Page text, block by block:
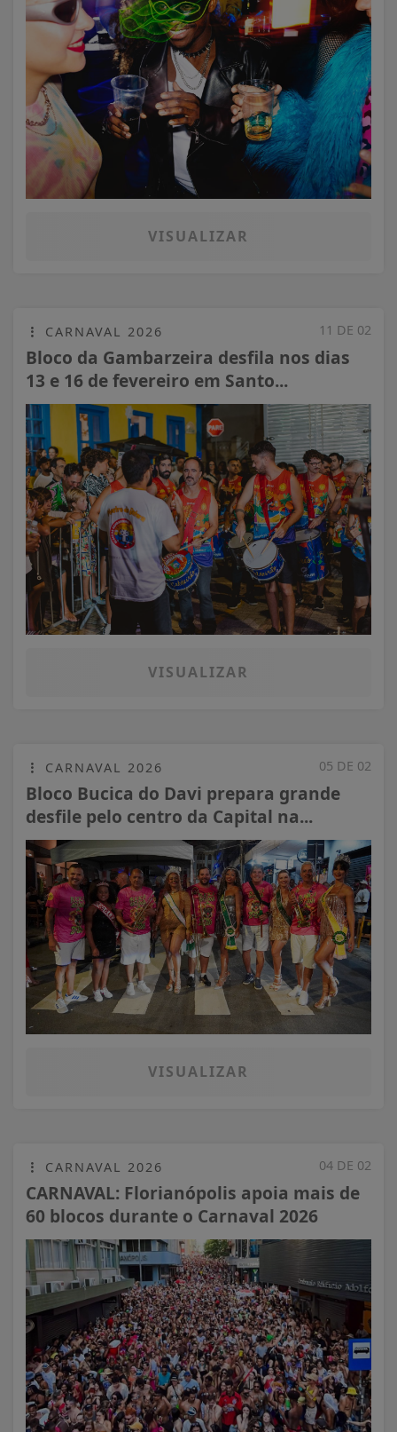
VISUALIZAR
11 DE 02
CARNAVAL 2026
Bloco da Gambarzeira desfila nos dias
13 e 16 de fevereiro em Santo...
VISUALIZAR
05 DE 02
CARNAVAL 2026
Bloco Bucica do Davi prepara grande
desfile pelo centro da Capital na...
VISUALIZAR
04 DE 02
CARNAVAL 2026
CARNAVAL: Florianópolis apoia mais de
60 blocos durante o Carnaval 2026